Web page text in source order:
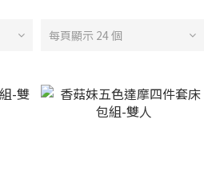
每頁顯示 24 個